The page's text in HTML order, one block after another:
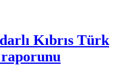
Kıbrıs Türk
raporunu